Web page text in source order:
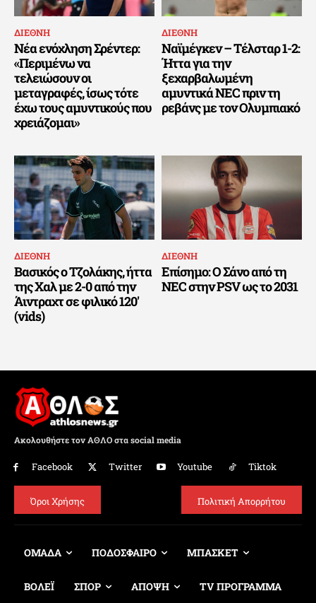
ΔΙΕΘΝΗ
Νέα ενόχληση Σρέντερ:
«Περιμένω να
τελειώσουν οι
μεταγραφές, ίσως τότε
έχω τους αμυντικούς που
χρειάζομαι»
ΔΙΕΘΝΗ
Ναϊμέγκεν – Τέλσταρ 1-2:
Ήττα για την
ξεχαρβαλωμένη
αμυντικά NEC πριν τη
ρεβάνς με τον Ολυμπιακό
ΔΙΕΘΝΗ
Βασικός ο Τζολάκης, ήττα
της Χαλ με 2-0 από την
Άιντραχτ σε φιλικό 120′
(vids)
ΔΙΕΘΝΗ
Επίσημο: Ο Σάνο από τη
NEC στην PSV ως το 2031
Ακολουθήστε τον ΑΘΛΟ στα social media
Facebook Twitter Youtube Tiktok
Όροι Χρήσης Πολιτική Απορρήτου
ΟΜΑΔΑ ΠΟΔΟΣΦΑΙΡΟ ΜΠΑΣΚΕΤ
ΒΟΛΕΪ ΣΠΟΡ ΑΠΟΨΗ TV ΠΡΟΓΡΑΜΜΑ